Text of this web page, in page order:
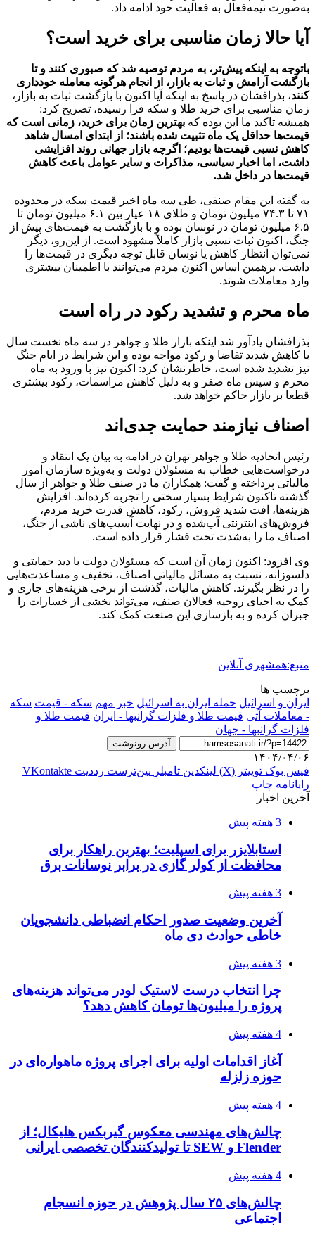
به‌صورت نیمه‌فعال به فعالیت خود ادامه داد.
آیا حالا زمان مناسبی برای خرید است؟
باتوجه به اینکه پیش‌تر، به مردم توصیه شد که صبوری کنند و تا
بازگشت آرامش و ثبات به بازار، از انجام هرگونه معامله خودداری
کنند، بذرافشان در پاسخ به اینکه آیا اکنون با بازگشت ثبات به بازار،
زمان مناسبی برای خرید طلا و سکه فرا رسیده، تصریح کرد:
همیشه تاکید ما این بوده که بهترین زمان برای خرید، زمانی است که
قیمت‌ها حداقل یک ماه تثبیت شده باشند؛ از ابتدای امسال شاهد
کاهش نسبی قیمت‌ها بودیم؛ اگرچه بازار جهانی روند افزایشی
داشت، اما اخبار سیاسی، مذاکرات و سایر عوامل باعث کاهش
قیمت‌ها در داخل شد.
به گفته این مقام صنفی، طی سه ماه اخیر قیمت سکه در محدوده
۷۱ تا ۷۴.۳ میلیون تومان و طلای ۱۸ عیار بین ۶.١ میلیون تومان تا
۶.۵ میلیون تومان در نوسان بوده و با بازگشت به قیمت‌های پیش از
جنگ، اکنون ثبات نسبی بازار کاملاً مشهود است. از این‌رو، دیگر
نمی‌توان انتظار کاهش یا نوسان قابل توجه دیگری در قیمت‌ها را
داشت. برهمین اساس اکنون مردم می‌توانند با اطمینان بیشتری
وارد معاملات شوند.
ماه محرم و تشدید رکود در راه است
بذرافشان یادآور شد اینکه بازار طلا و جواهر در سه ماه نخست سال
با کاهش شدید تقاضا و رکود مواجه بوده و این شرایط در ایام جنگ
نیز تشدید شده است، خاطرنشان کرد: اکنون نیز با ورود به ماه
محرم و سپس ماه صفر و به دلیل کاهش مراسمات، رکود بیشتری
قطعا بر بازار حاکم خواهد شد.
اصناف نیازمند حمایت جدی‌اند
رئیس اتحادیه طلا و جواهر تهران در ادامه به بیان یک انتقاد و
درخواست‌هایی خطاب به مسئولان دولت و به‌ویژه سازمان امور
مالیاتی پرداخته و گفت: همکاران ما در صنف طلا و جواهر از سال
گذشته تاکنون شرایط بسیار سختی را تجربه کرده‌اند. افزایش
هزینه‌ها، افت شدید فروش، رکود، کاهش قدرت خرید مردم،
فروش‌های اینترنتی آب‌شده و در نهایت آسیب‌های ناشی از جنگ،
اصناف ما را به‌شدت تحت فشار قرار داده است.
وی افزود: اکنون زمان آن است که مسئولان دولت با دید حمایتی و
دلسوزانه، نسبت به مسائل مالیاتی اصناف، تخفیف و مساعدت‌هایی
را در نظر بگیرند. کاهش مالیات، گذشت از برخی هزینه‌های جاری و
کمک به احیای روحیه فعالان صنف، می‌تواند بخشی از خسارات را
جبران کرده و به بازسازی این صنعت کمک کند.
منبع:همشهری آنلاین
برچسب ها
ایران و اسرائیل حمله ایران به اسرائیل خبر مهم سکه - قیمت سکه
- معاملات آتی قیمت طلا و فلزات گرانبها - ایران قیمت طلا و
فلزات گرانبها - جهان
آدرس رونوشت
۱۴۰۴/۰۴/۰۶
فیس بوک توییتر (X) لینکدین ‫تامبلر ‫پین‌ترست ‫رددیت ‫VKontakte
رایانامه چاپ
آخرین اخبار
3 هفته پیش
استابلایزر برای اسپلیت؛ بهترین راهکار برای
محافظت از کولر گازی در برابر نوسانات برق
3 هفته پیش
آخرین وضعیت صدور احکام انضباطی دانشجویان
خاطی حوادث دی ماه
3 هفته پیش
چرا انتخاب درست لاستیک لودر می‌تواند هزینه‌های
پروژه را میلیون‌ها تومان کاهش دهد؟
4 هفته پیش
آغاز اقدامات اولیه برای اجرای پروژه ماهواره‌ای در
حوزه زلزله
4 هفته پیش
چالش‌های مهندسی معکوس گیربکس هلیکال؛ از
Flender و SEW تا تولیدکنندگان تخصصی ایرانی
4 هفته پیش
چالش‌های ۲۵ سال پژوهش در حوزه انسجام
اجتماعی